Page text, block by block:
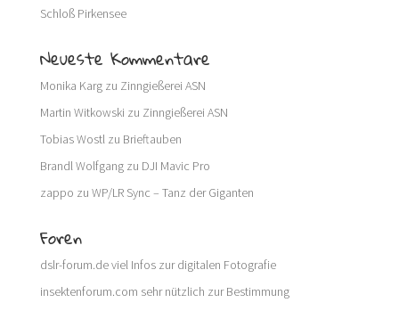
Schloß Pirkensee
Neueste Kommentare
Monika Kargzu Zinngießerei ASN
Martin Witkowski zu Zinngießerei ASN
Tobias Wostlzu Brieftauben
Brandl Wolfgangzu DJI Mavic Pro
zappo zu WP/LR Sync – Tanz der Giganten
Foren
dslr-forum.deviel Infos zur digitalen Fotografie
insektenforum.com sehr nützlich zur Bestimmung